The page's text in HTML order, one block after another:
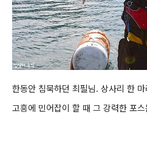
한동안 침묵하던 최필님. 상사리 한
고흥에 민어잡이 할 때 그 강력한 포